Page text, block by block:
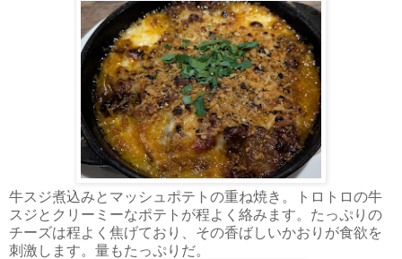
牛スジ煮込みとマッシュポテトの重ね焼き。トロトロの牛
スジとクリーミーなポテトが程よく絡みます。たっぷりの
チーズは程よく焦げており、その香ばしいかおりが食欲を
刺激します。量もたっぷりだ。